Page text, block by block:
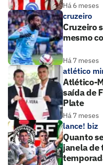
Há 6 meses
cruzeiro
Cruzeiro
mesmo
Há 7 meses
atlético
Atlético-
saída de
Plate
Há 7 meses
lance! biz
Quanto
janela de